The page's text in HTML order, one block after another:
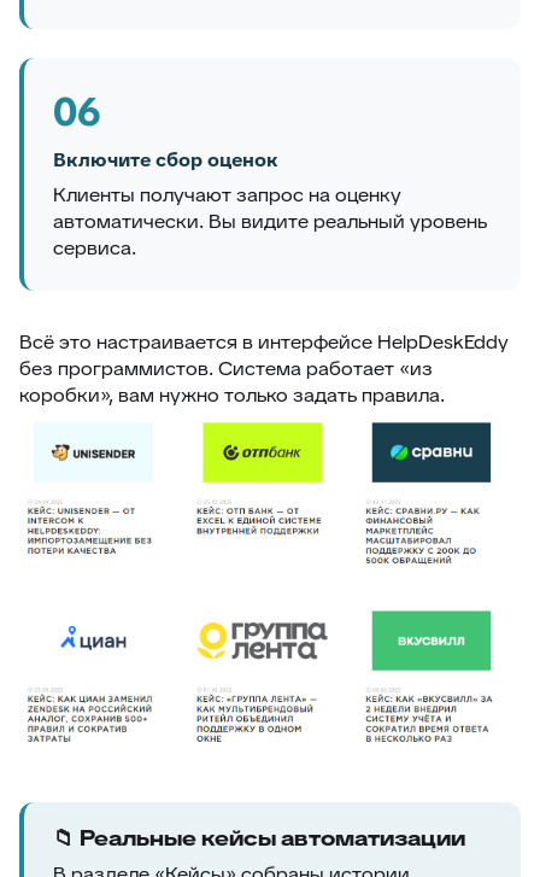
06
Включите сбор оценок
Клиенты получают запрос на оценку
автоматически. Вы видите реальный уровень
сервиса.
Всё это настраивается в интерфейсе HelpDeskEddy
без программистов. Система работает «из
коробки», вам нужно только задать правила.
📁 Реальные кейсы автоматизации